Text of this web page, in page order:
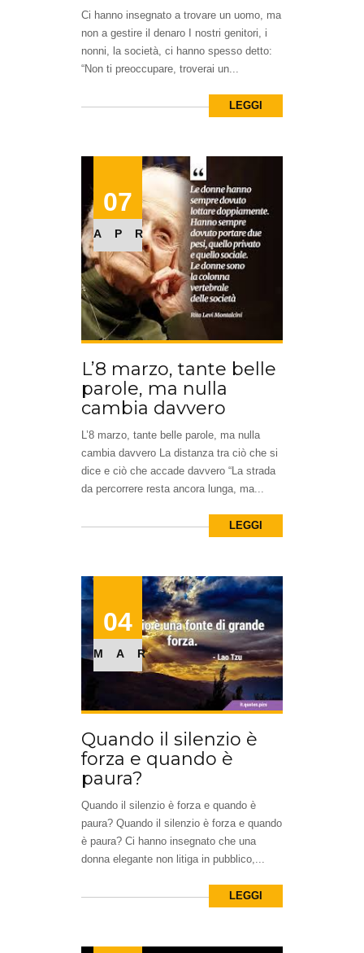
Ci hanno insegnato a trovare un uomo, ma
non a gestire il denaro I nostri genitori, i
nonni, la società, ci hanno spesso detto:
“Non ti preoccupare, troverai un...
LEGGI
07
APR
L’8 marzo, tante belle
parole, ma nulla
cambia davvero
L’8 marzo, tante belle parole, ma nulla
cambia davvero La distanza tra ciò che si
dice e ciò che accade davvero “La strada
da percorrere resta ancora lunga, ma...
LEGGI
04
MAR
Quando il silenzio è
forza e quando è
paura?
Quando il silenzio è forza e quando è
paura? Quando il silenzio è forza e quando
è paura? Ci hanno insegnato che una
donna elegante non litiga in pubblico,...
LEGGI